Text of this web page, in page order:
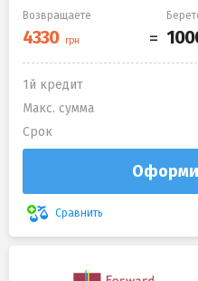
Возвращаете
1й кредит
Макс. сумма
Срок
Сравнить